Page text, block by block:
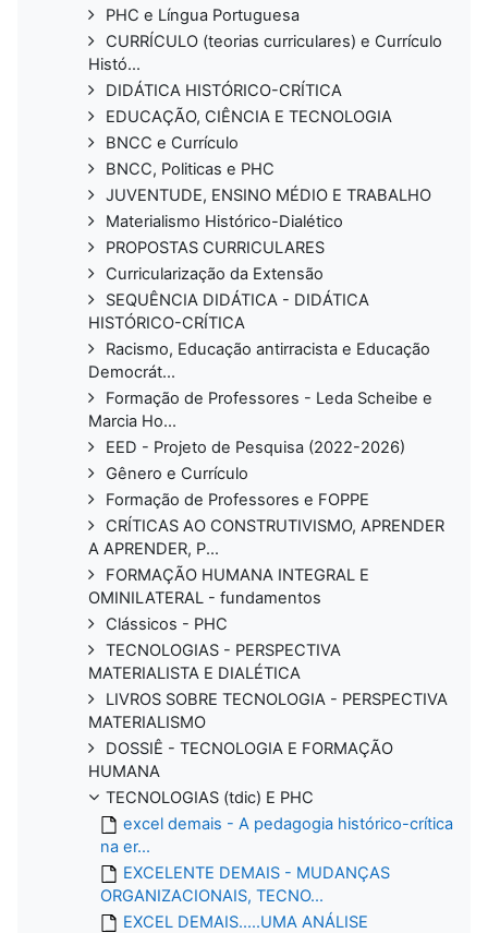
PHC e Língua Portuguesa
CURRÍCULO (teorias curriculares) e Currículo
Histó...
DIDÁTICA HISTÓRICO-CRÍTICA
EDUCAÇÃO, CIÊNCIA E TECNOLOGIA
BNCC e Currículo
BNCC, Politicas e PHC
JUVENTUDE, ENSINO MÉDIO E TRABALHO
Materialismo Histórico-Dialético
PROPOSTAS CURRICULARES
Curricularização da Extensão
SEQUÊNCIA DIDÁTICA - DIDÁTICA
HISTÓRICO-CRÍTICA
Racismo, Educação antirracista e Educação
Democrát...
Formação de Professores - Leda Scheibe e
Marcia Ho...
EED - Projeto de Pesquisa (2022-2026)
Gênero e Currículo
Formação de Professores e FOPPE
CRÍTICAS AO CONSTRUTIVISMO, APRENDER
A APRENDER, P...
FORMAÇÃO HUMANA INTEGRAL E
OMINILATERAL - fundamentos
Clássicos - PHC
TECNOLOGIAS - PERSPECTIVA
MATERIALISTA E DIALÉTICA
LIVROS SOBRE TECNOLOGIA - PERSPECTIVA
MATERIALISMO
DOSSIÊ - TECNOLOGIA E FORMAÇÃO
HUMANA
TECNOLOGIAS (tdic) E PHC
excel demais - A pedagogia histórico-crítica
na er...
EXCELENTE DEMAIS - MUDANÇAS
ORGANIZACIONAIS, TECNO...
EXCEL DEMAIS.....UMA ANÁLISE